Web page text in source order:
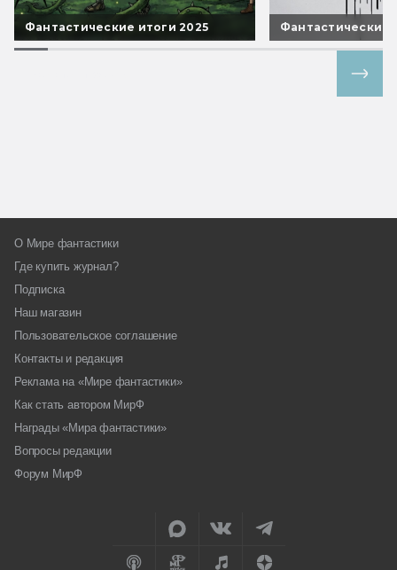
Фантастические итоги 2025 Фантастические
О Мире фантастики
Где купить журнал?
Подписка
Наш магазин
Пользовательское соглашение
Контакты и редакция
Реклама на «Мире фантастики»
Как стать автором МирФ
Награды «Мира фантастики»
Вопросы редакции
Форум МирФ